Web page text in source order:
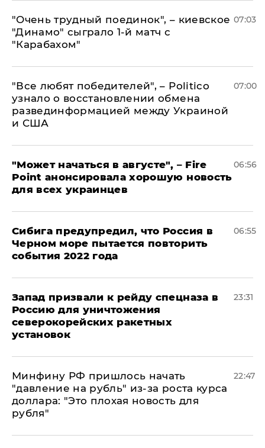
"Очень трудный поединок", – киевское
"Динамо" сыграло 1-й матч с
"Карабахом"
07:03
​"Все любят победителей", – Politico
узнало о восстановлении обмена
развединформацией между Украиной
и США
07:00
"Может начаться в августе", – Fire
Point анонсировала хорошую новость
для всех украинцев
06:56
Сибига предупредил, что Россия в
Черном море пытается повторить
события 2022 года
06:55
Запад призвали к рейду спецназа в
Россию для уничтожения
северокорейских ракетных
установок
23:31
Минфину РФ пришлось начать
"давление на рубль" из-за роста курса
доллара: "Это плохая новость для
рубля"
22:47